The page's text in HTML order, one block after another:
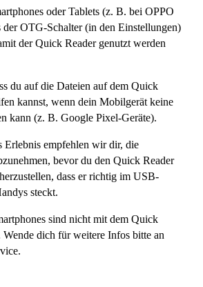
oder Tablets (z. B. bei OPPO
der OTG-Schalter (in den Einstellungen)
der Quick Reader genutzt werden
du auf die Dateien auf dem Quick
kannst, wenn dein Mobilgerät keine
kann (z. B. Google Pixel-Geräte).
Erlebnis empfehlen wir dir, die
bevor du den Quick Reader
dass er richtig im USB-
steckt.
sind nicht mit dem Quick
dich für weitere Infos bitte an